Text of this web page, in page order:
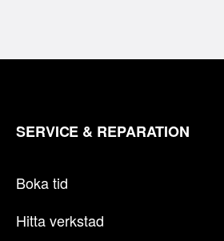
SERVICE & REPARATION
Boka tid
Hitta verkstad